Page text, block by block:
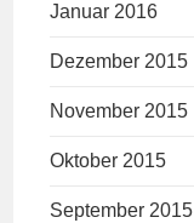
Januar 2016
Dezember 2015
November 2015
Oktober 2015
September 2015